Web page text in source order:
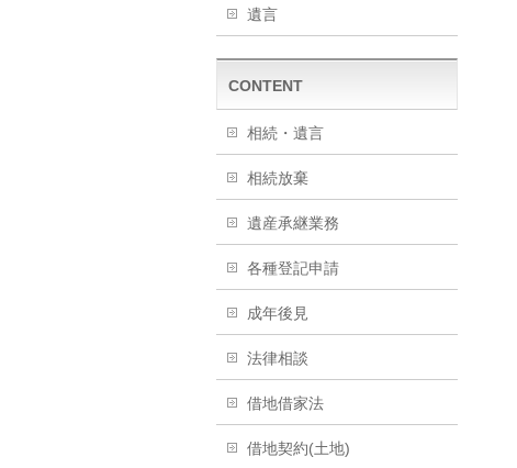
遺言
CONTENT
相続・遺言
相続放棄
遺産承継業務
各種登記申請
成年後見
法律相談
借地借家法
借地契約(土地)